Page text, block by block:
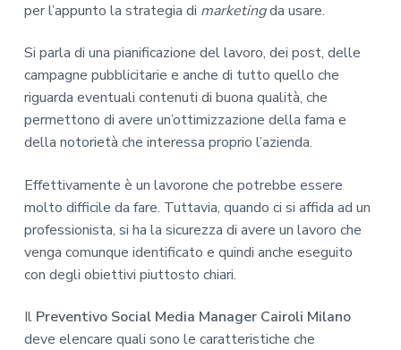
per l’appunto la strategia di marketingda usare.
Si parla di una pianificazione del lavoro, dei post, delle
campagne pubblicitarie e anche di tutto quello che
riguarda eventuali contenuti di buona qualità, che
permettono di avere un’ottimizzazione della fama e
della notorietà che interessa proprio l’azienda.
Effettivamente è un lavorone che potrebbe essere
molto difficile da fare. Tuttavia, quando ci si affida ad un
professionista, si ha la sicurezza di avere un lavoro che
venga comunque identificato e quindi anche eseguito
con degli obiettivi piuttosto chiari.
Il Preventivo Social Media Manager Cairoli Milano
deve elencare quali sono le caratteristiche che